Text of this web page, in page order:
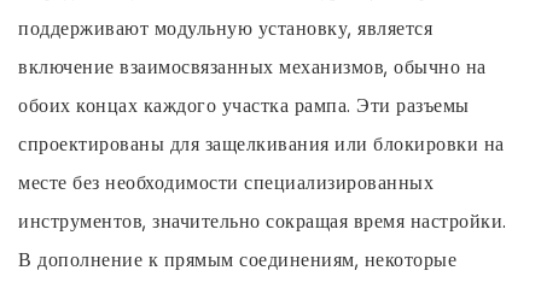
поддерживают модульную установку, является
включение взаимосвязанных механизмов, обычно на
обоих концах каждого участка рампа. Эти разъемы
спроектированы для защелкивания или блокировки на
месте без необходимости специализированных
инструментов, значительно сокращая время настройки.
В дополнение к прямым соединениям, некоторые